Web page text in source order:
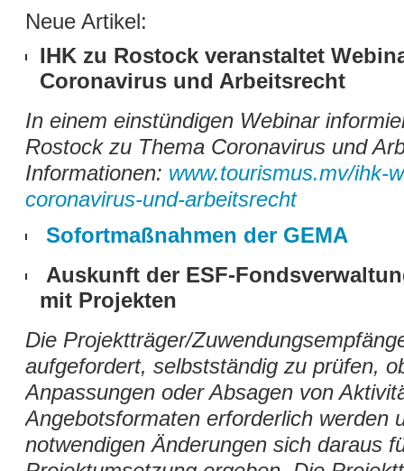
Neue Artikel:
IHK zu Rostock veranstaltet
Coronavirus und Arbeitsrecht
In einem einstündigen Webinar
Rostock zu Thema Coronavirus und
Informationen: www.tourismus.mv/ihk-
coronavirus-und-arbeitsrecht
Sofortmaßnahmen der GEMA
Auskunft der ESF-
mit Projekten
Die Projektträger/
aufgefordert, selbstständig zu prüfen,
Anpassungen oder Absagen von
Angebotsformaten erforderlich werden
notwendigen Änderungen sich daraus